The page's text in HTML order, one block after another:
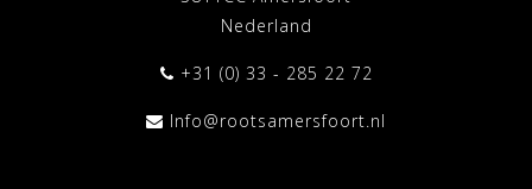
Nederland
+31 (0) 33 - 285 22 72
Info@rootsamersfoort.nl